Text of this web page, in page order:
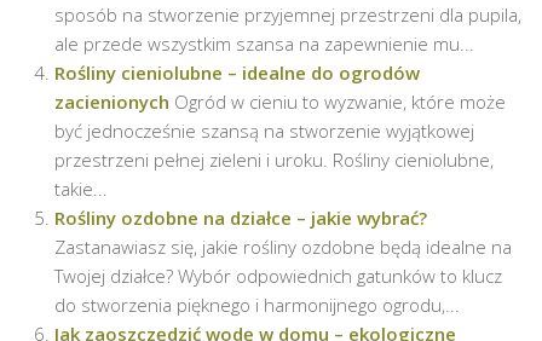
sposób na stworzenie przyjemnej przestrzeni dla pupila,
ale przede wszystkim szansa na zapewnienie mu...
Rośliny cieniolubne – idealne do ogrodów
zacienionych Ogród w cieniu to wyzwanie, które może
być jednocześnie szansą na stworzenie wyjątkowej
przestrzeni pełnej zieleni i uroku. Rośliny cieniolubne,
takie...
Rośliny ozdobne na działce – jakie wybrać?
Zastanawiasz się, jakie rośliny ozdobne będą idealne na
Twojej działce? Wybór odpowiednich gatunków to klucz
do stworzenia pięknego i harmonijnego ogrodu,...
Jak zaoszczędzić wodę w domu – ekologiczne